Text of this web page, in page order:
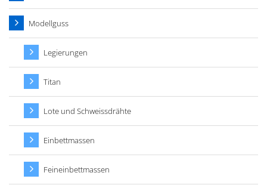
Modellguss
Legierungen
Titan
Lote und Schweissdrähte
Einbettmassen
Feineinbettmassen